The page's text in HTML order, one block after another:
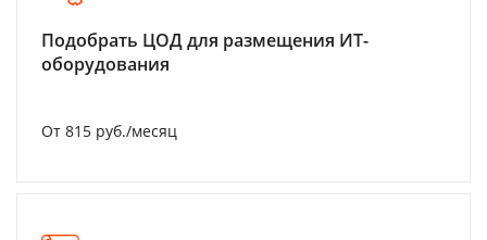
Подобрать ЦОД для размещения ИТ-
оборудования
От 815 руб./месяц